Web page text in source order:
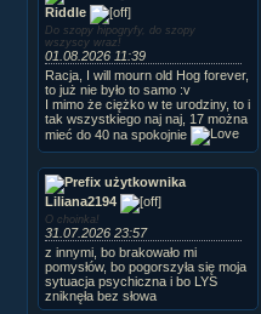
Riddle
Do szopy hipogryfy, do szopy
wszyscy wraz!
01.08.2026 11:39
Racja, I will mourn old Hog forever,
to już nie było to samo :v
I mimo że ciężko w te urodziny, to i
tak wszystkiego naj naj, 17 można
mieć do 40 na spokojnie
Liliana2194
O choinka!
31.07.2026 23:57
z innymi, bo brakowało mi
pomysłów, bo pogorszyła się moja
sytuacja psychiczna i bo LYS
zniknęła bez słowa